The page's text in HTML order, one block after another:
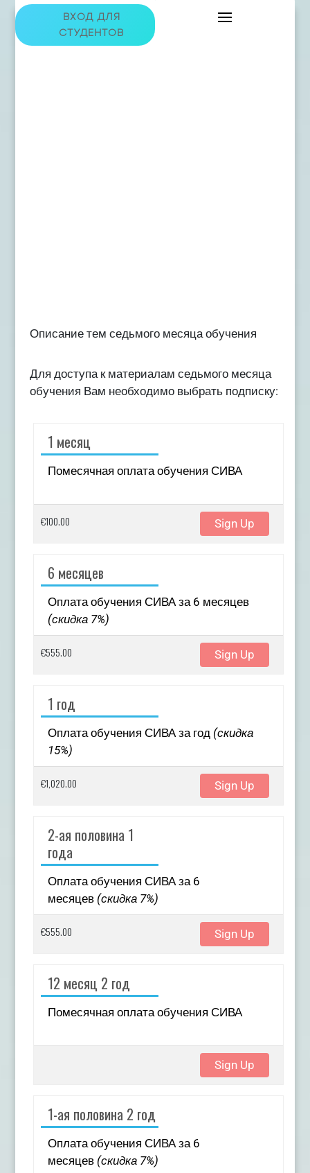
ВХОД ДЛЯ
СТУДЕНТОВ
Описание тем седьмого месяца обучения
Для доступа к материалам седьмого месяца
обучения Вам необходимо выбрать подписку:
1 месяц
Помесячная оплата обучения СИВА
€100.00 Sign Up
6 месяцев
Оплата обучения СИВА за 6 месяцев
(скидка 7%)
€555.00 Sign Up
1 год
Оплата обучения СИВА за год (скидка
15%)
€1,020.00 Sign Up
2-ая половина 1
года
Оплата обучения СИВА за 6
месяцев (скидка 7%)
€555.00 Sign Up
12 месяц 2 год
Помесячная оплата обучения СИВА
Sign Up
1-ая половина 2 год
Оплата обучения СИВА за 6
месяцев (скидка 7%)